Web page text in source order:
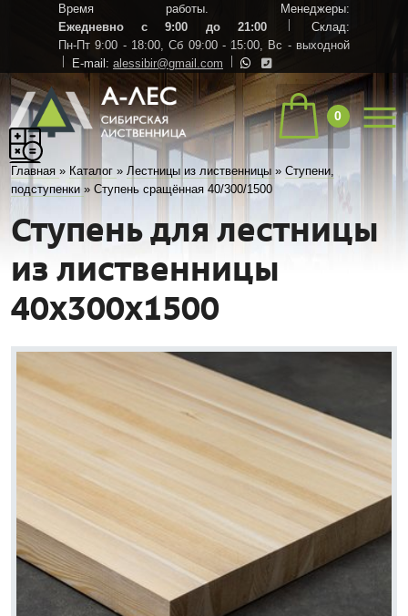
Время работы. Менеджеры:
Ежедневно с 9:00 до 21:00
Склад:
Пн-Пт 9:00 - 18:00, Сб 09:00 - 15:00, Вс - выходной
E-mail: alessibir@gmail.com
0
Главная » Каталог »Лестницы из лиственницы »Ступени,
подступенки »Ступень сращённая 40/300/1500
Ступень для лестницы
из лиственницы
40х300х1500